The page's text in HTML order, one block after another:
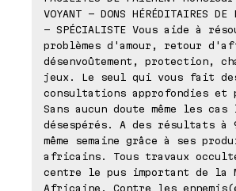
VOYANT - DONS HÉRÉDITAIRES DE
- SPÉCIALISTE Vous aide à
problèmes d'amour, retour
désenvoûtement, protection,
jeux. Le seul qui vous fait
consultations approfondies et
Sans aucun doute même les
désespérés. A des résultats à
même semaine grâce à ses
africains. Tous travaux
centre le pus important de la
Africaine. Contre les